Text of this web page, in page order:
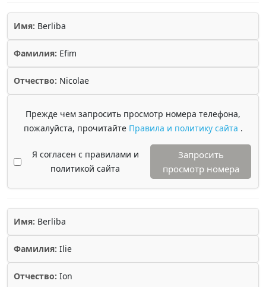
Имя: Berliba
Фамилия: Efim
Отчество: Nicolae
Прежде чем запросить просмотр номера телефона,
пожалуйста, прочитайте Правила и политику сайта .
Я согласен с правилами и
политикой сайта
Запросить
просмотр номера
Имя: Berliba
Фамилия: Ilie
Отчество: Ion